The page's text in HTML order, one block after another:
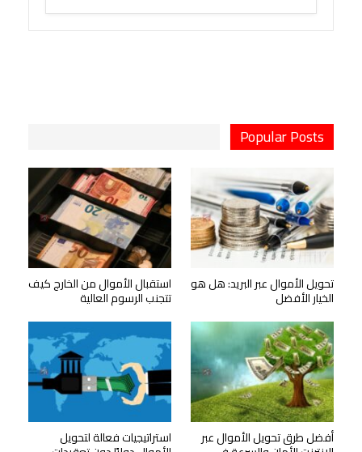
Popular Posts
تحويل الأموال عبر البريد: هل هو
الخيار الأفضل
استقبال الأموال من الخارج كيف
تتجنب الرسوم العالية
أفضل طرق تحويل الأموال عبر استراتيجيات فعالة لتحويل